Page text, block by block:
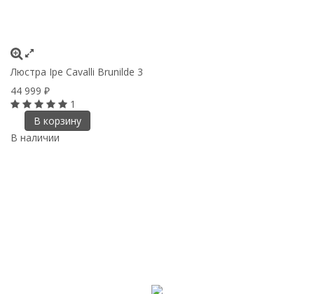
Люстра Ipe Cavalli Brunilde 3
44 999 ₽
1
В корзину
В наличии